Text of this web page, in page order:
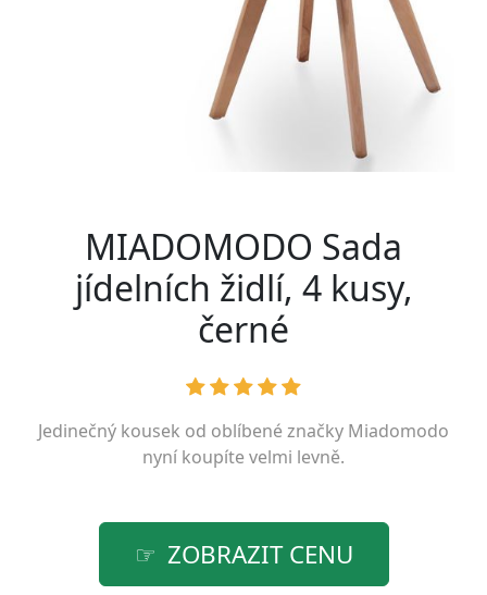
MIADOMODO Sada
jídelních židlí, 4 kusy,
černé
Jedinečný kousek od oblíbené značky Miadomodo
nyní koupíte velmi levně.
ZOBRAZIT CENU